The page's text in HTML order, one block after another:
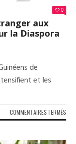
0
aux
la Diaspora
de
et les
COMMENTAIRES FERMÉS
LE
DES